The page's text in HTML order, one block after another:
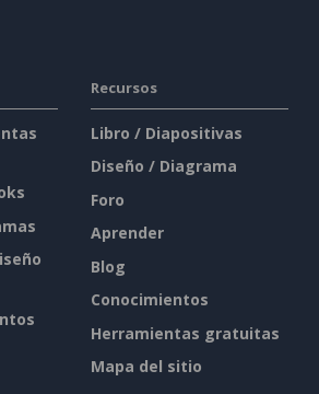
Recursos
Libro / Diapositivas
Diseño / Diagrama
Foro
Aprender
Blog
Conocimientos
Herramientas gratuitas
Mapa del sitio